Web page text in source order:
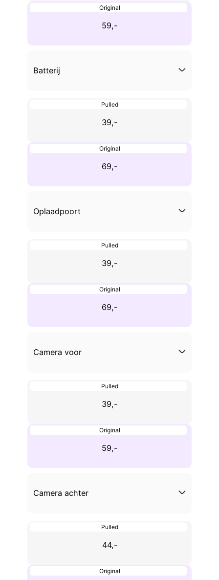
Original
59,-
Batterij
Pulled
39,-
Original
69,-
Oplaadpoort
Pulled
39,-
Original
69,-
Camera voor
Pulled
39,-
Original
59,-
Camera achter
Pulled
44,-
Original